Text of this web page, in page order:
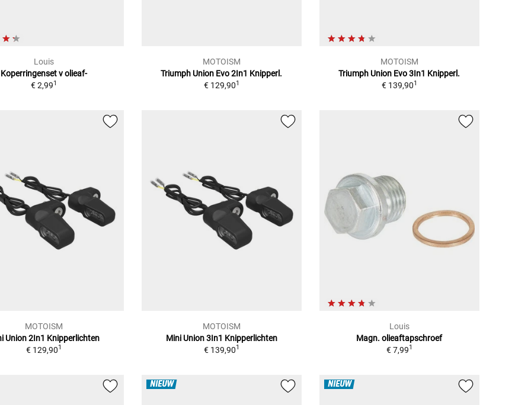
Louis
Koperringenset v olieaf-
€ 2,991
MOTOISM
Triumph Union Evo 2In1 Knipperl.
€ 129,901
MOTOISM
Triumph Union Evo 3In1 Knipperl.
€ 139,901
MOTOISM
Union 2In1 Knipperlichten
€ 129,901
MOTOISM
Mini Union 3In1 Knipperlichten
€ 139,901
Louis
Magn. olieaftapschroef
€ 7,991
NIEUW NIEUW